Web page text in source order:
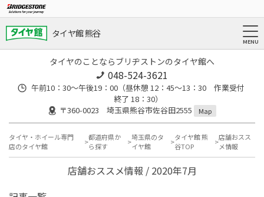
タイヤ館 熊谷
タイヤのことならブリヂストンのタイヤ館へ
048-524-3621
午前10：30～午後19：00（昼休憩 12：45～13：30 作業受付
終了 18：30）
〒360-0023 埼玉県熊谷市佐谷田2555
Map
タイヤ・ホイール専門
店のタイヤ館
都道府県か
ら探す
埼玉県のタ
イヤ館
タイヤ館 熊
谷TOP
店舗おスス
メ情報
店舗おススメ情報 / 2020年7月